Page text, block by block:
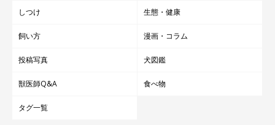
しつけ 生態・健康
飼い方 漫画・コラム
投稿写真 犬図鑑
獣医師Q&A 食べ物
タグ一覧